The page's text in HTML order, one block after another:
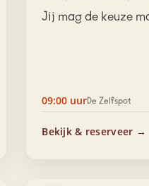
Jij mag de keuze
09:00 uurDe Zelfspot
Bekijk & reserveer →